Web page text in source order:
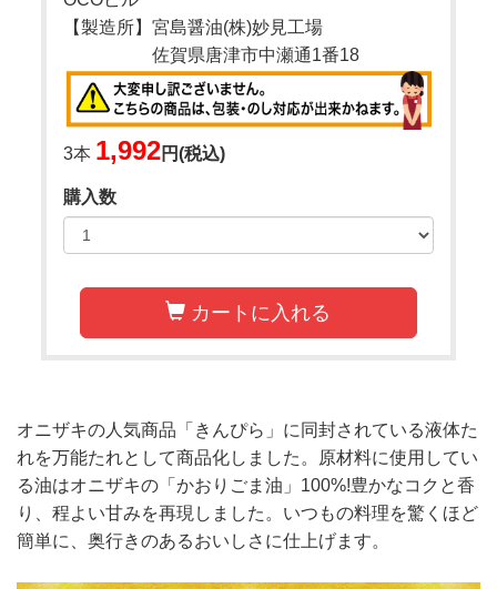
【製造所】宮島醤油(株)妙見工場
佐賀県唐津市中瀬通1番18
3本 1,992円(税込)
購入数
カートに入れる
オニザキの人気商品「きんぴら」に同封されている液体た
れを万能たれとして商品化しました。原材料に使用してい
る油はオニザキの「かおりごま油」100%!豊かなコクと香
り、程よい甘みを再現しました。いつもの料理を驚くほど
簡単に、奥行きのあるおいしさに仕上げます。